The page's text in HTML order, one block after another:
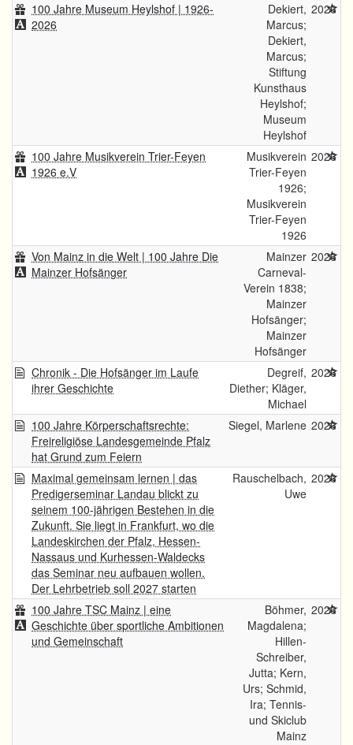
100 Jahre Museum Heylshof | 1926-
2026
Dekiert,
Marcus;
Dekiert,
Marcus;
Stiftung
Kunsthaus
Heylshof;
Museum
Heylshof
2026
100 Jahre Musikverein Trier-Feyen
1926 e.V
Musikverein
Trier-Feyen
1926;
Musikverein
Trier-Feyen
1926
2026
Von Mainz in die Welt | 100 Jahre Die
Mainzer Hofsänger
Mainzer
Carneval-
Verein 1838;
Mainzer
Hofsänger;
Mainzer
Hofsänger
2026
Chronik - Die Hofsänger im Laufe
ihrer Geschichte
Degreif,
Diether; Kläger,
Michael
2026
100 Jahre Körperschaftsrechte:
Freireligiöse Landesgemeinde Pfalz
hat Grund zum Feiern
Siegel, Marlene 2026
Maximal gemeinsam lernen | das
Predigerseminar Landau blickt zu
seinem 100-jährigen Bestehen in die
Zukunft. Sie liegt in Frankfurt, wo die
Landeskirchen der Pfalz, Hessen-
Nassaus und Kurhessen-Waldecks
das Seminar neu aufbauen wollen.
Der Lehrbetrieb soll 2027 starten
Rauschelbach,
Uwe
2026
100 Jahre TSC Mainz | eine
Geschichte über sportliche Ambitionen
und Gemeinschaft
Böhmer,
Magdalena;
Hillen-
Schreiber,
Jutta; Kern,
Urs; Schmid,
Ira; Tennis-
und Skiclub
Mainz
2026